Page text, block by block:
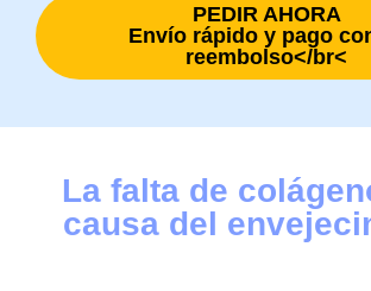
PEDIR AHORA
Envío rápido y pago
reembolso</br<
La falta de
causa del